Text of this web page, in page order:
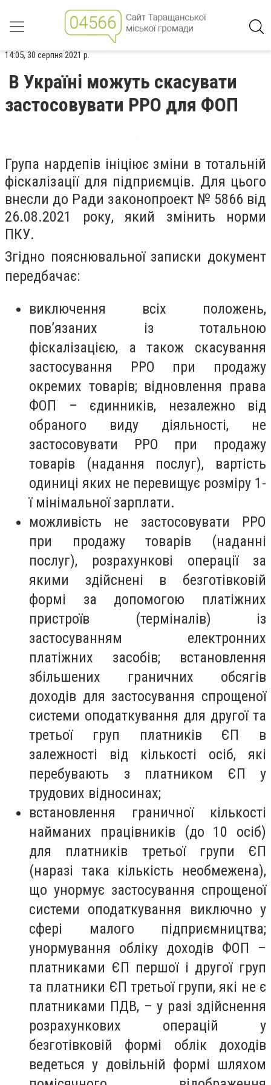
14:05, 30 серпня 2021 р.
В Україні можуть скасувати
застосовувати РРО для ФОП
Група нардепів ініціює зміни в тотальній
фіскалізації для підприємців. Для цього
внесли до Ради законопроект № 5866 від
26.08.2021 року, який змінить норми
ПКУ.
Згідно пояснювальної записки документ
передбачає:
виключення всіх положень,
пов’язаних із тотальною
фіскалізацією, а також скасування
застосування РРО при продажу
окремих товарів; відновлення права
ФОП – єдинників, незалежно від
обраного виду діяльності, не
застосовувати РРО при продажу
товарів (надання послуг), вартість
одиниці яких не перевищує розміру 1-
ї мінімальної зарплати.
можливість не застосовувати РРО
при продажу товарів (наданні
послуг), розрахункові операції за
якими здійснені в безготівковій
формі за допомогою платіжних
пристроїв (терміналів) із
застосуванням електронних
платіжних засобів; встановлення
збільшених граничних обсягів
доходів для застосування спрощеної
системи оподаткування для другої та
третьої груп платників ЄП в
залежності від кількості осіб, які
перебувають з платником ЄП у
трудових відносинах;
встановлення граничної кількості
найманих працівників (до 10 осіб)
для платників третьої групи ЄП
(наразі така кількість необмежена),
що унормує застосування спрощеної
системи оподаткування виключно у
сфері малого підприємництва;
унормування обліку доходів ФОП –
платниками ЄП першої і другої груп
та платники ЄП третьої групи, які не є
платниками ПДВ, – у разі здійснення
розрахункових операцій у
безготівковій формі облік доходів
ведеться у довільній формі шляхом